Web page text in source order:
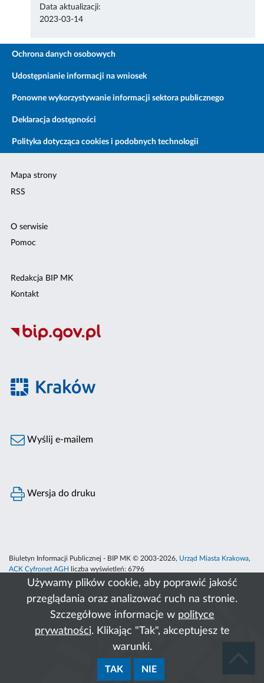
Używamy plików cookie, aby poprawić jakość
przeglądania oraz analizować ruch na stronie.
Szczegółowe informacje w polityce
prywatności. Klikając "Tak", akceptujesz te
warunki.
TAK NIE
Data aktualizacji:
2023-03-14
Ochrona danych osobowych
Udostępnianie informacji na wniosek
Ponowne wykorzystywanie informacji sektora publicznego
Deklaracja dostępności
Polityka dotycząca cookies i podobnych technologii
Mapa strony
RSS
O serwisie
Pomoc
Redakcja BIP MK
Kontakt
Wyślij e-mailem
Wersja do druku
Biuletyn Informacji Publicznej - BIP MK © 2003-2026, Urząd Miasta Krakowa,
ACK Cyfronet AGH
liczba wyświetleń: 6796